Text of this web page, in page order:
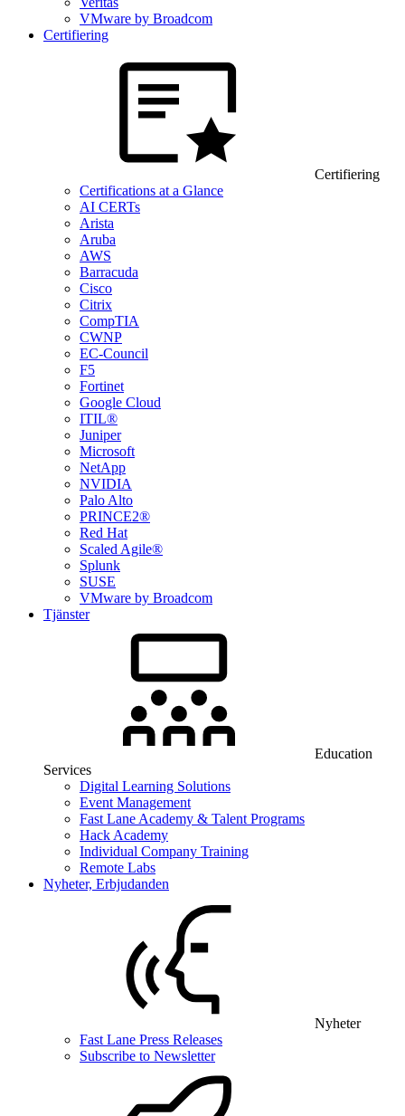
VMware by Broadcom
Certifiering
Certifiering
Certifications at a Glance
AI CERTs
Arista
Aruba
AWS
Barracuda
Cisco
Citrix
CompTIA
CWNP
EC-Council
F5
Fortinet
Google Cloud
ITIL®
Juniper
Microsoft
NetApp
NVIDIA
Palo Alto
PRINCE2®
Red Hat
Scaled Agile®
Splunk
SUSE
VMware by Broadcom
Tjänster
Education
Services
Digital Learning Solutions
Event Management
Fast Lane Academy & Talent Programs
Hack Academy
Individual Company Training
Remote Labs
Nyheter, Erbjudanden
Nyheter
Fast Lane Press Releases
Subscribe to Newsletter